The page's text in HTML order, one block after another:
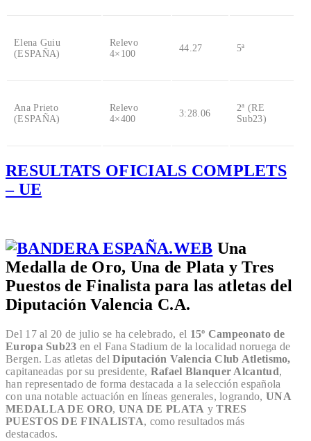
Elena Guiu
(ESPAÑA)
Relevo
4×100
44.27 5ª
Ana Prieto
(ESPAÑA)
Relevo
4×400
3:28.06
2ª (RE
Sub23)
RESULTATS OFICIALS COMPLETS
– UE
Una
Medalla de Oro, Una de Plata y Tres
Puestos de Finalista para las atletas del
Diputación Valencia C.A.
Del 17 al 20 de julio se ha celebrado, el 15º Campeonato de
Europa Sub23 en el Fana Stadium de la localidad noruega de
Bergen. Las atletas delDiputación Valencia Club Atletismo,
capitaneadas por su presidente, Rafael Blanquer Alcantud,
han representado de forma destacada a la selección española
con una notable actuación en líneas generales, logrando,UNA
MEDALLA DE ORO, UNA DE PLATA yTRES
PUESTOS DE FINALISTA, como resultados más
destacados.